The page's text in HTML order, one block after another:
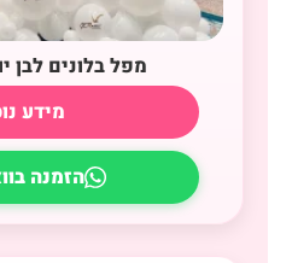
מפל בלונים לבן
מידע
הזמנה